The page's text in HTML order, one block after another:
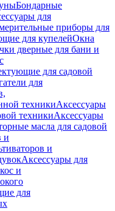
Бондарные
для
приборы для
для купелейОкна
дверные для бани и
для садовой
для
техникиАксессуары
техникиАксессуары
масла для садовой
и
и
Аксессуары для
и
для